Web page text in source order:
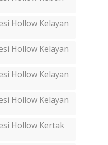
Hollow Kelayan
Hollow Kelayan
Hollow Kelayan
Hollow Kelayan
Hollow Kertak